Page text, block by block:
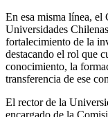
En esa misma línea, el
Universidades
fortalecimiento de la
destacando el rol que
conocimiento, la
transferencia de ese
El rector de la
encargado de la